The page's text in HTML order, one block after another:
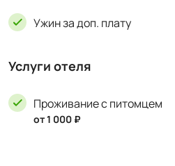
Ужин за доп. плату
Услуги отеля
Проживание с питомцем
от 1 000 ₽